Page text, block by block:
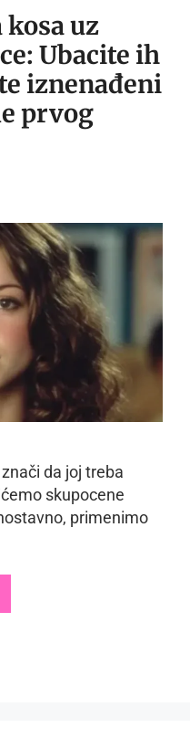
kosa uz
Ubacite ih
iznenađeni
prvog
da joj treba
skupocene
primenimo